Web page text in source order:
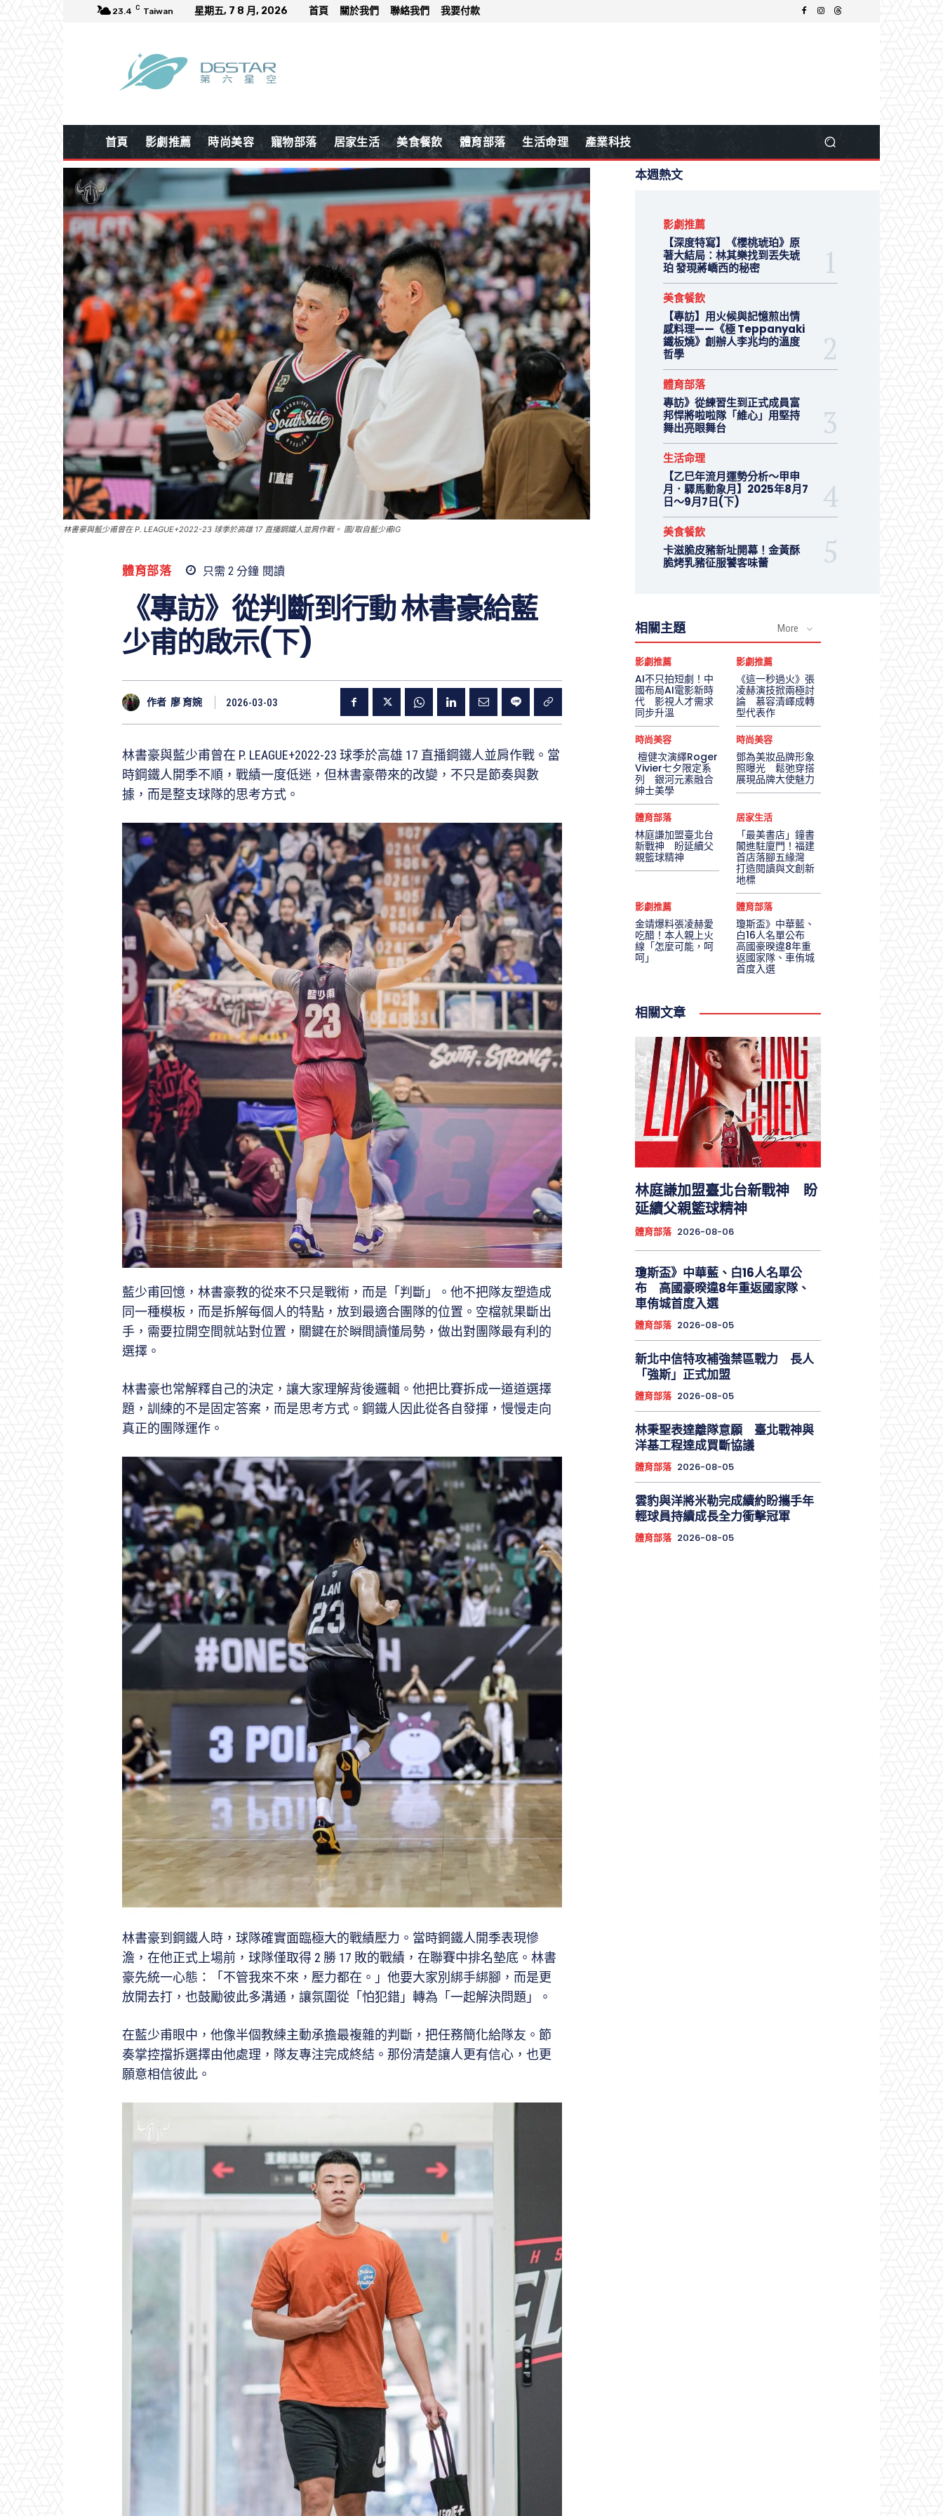
23.4 C Taiwan 星期五, 7 8 月, 2026 首頁 關於我們 聯絡我們 我要付款
首頁 影劇推薦 時尚美容 寵物部落 居家生活 美食餐飲 體育部落 生活命理 產業科技
林書豪與藍少甫曾在 P. LEAGUE+2022-23 球季於高雄 17 直播鋼鐵人並肩作戰。 圖/取自藍少甫IG
體育部落 只需 2 分鐘 閱讀
《專訪》從判斷到行動 林書豪給藍
少甫的啟示(下)
作者 廖 育婉 2026-03-03
林書豪與藍少甫曾在 P. LEAGUE+2022-23 球季於高雄 17 直播鋼鐵人並肩作戰。當
時鋼鐵人開季不順，戰績一度低迷，但林書豪帶來的改變，不只是節奏與數
據，而是整支球隊的思考方式。
藍少甫回憶，林書豪教的從來不只是戰術，而是「判斷」。他不把隊友塑造成
同一種模板，而是拆解每個人的特點，放到最適合團隊的位置。空檔就果斷出
手，需要拉開空間就站對位置，關鍵在於瞬間讀懂局勢，做出對團隊最有利的
選擇。
林書豪也常解釋自己的決定，讓大家理解背後邏輯。他把比賽拆成一道道選擇
題，訓練的不是固定答案，而是思考方式。鋼鐵人因此從各自發揮，慢慢走向
真正的團隊運作。
林書豪到鋼鐵人時，球隊確實面臨極大的戰績壓力。當時鋼鐵人開季表現慘
澹，在他正式上場前，球隊僅取得 2 勝 17 敗的戰績，在聯賽中排名墊底。林書
豪先統一心態：「不管我來不來，壓力都在。」他要大家別綁手綁腳，而是更
放開去打，也鼓勵彼此多溝通，讓氛圍從「怕犯錯」轉為「一起解決問題」。
在藍少甫眼中，他像半個教練主動承擔最複雜的判斷，把任務簡化給隊友。節
奏掌控擋拆選擇由他處理，隊友專注完成終結。那份清楚讓人更有信心，也更
願意相信彼此。
本週熱文
影劇推薦
【深度特寫】《櫻桃琥珀》原
著大結局：林其樂找到丟失琥
珀 發現蔣嶠西的秘密
美食餐飲
【專訪】用火候與記憶煎出情
感料理——《極 Teppanyaki
鐵板燒》創辦人李兆均的溫度
哲學
體育部落
專訪》從練習生到正式成員富
邦悍將啦啦隊「維心」用堅持
舞出亮眼舞台
生活命理
【乙巳年流月運勢分析～甲申
月．驛馬動象月】2025年8月7
日～9月7日(下)
美食餐飲
卡滋脆皮豬新址開幕！金黃酥
脆烤乳豬征服饕客味蕾
相關主題 More
影劇推薦
AI不只拍短劇！中
國布局AI電影新時
代 影視人才需求
同步升溫
影劇推薦
《這一秒過火》張
凌赫演技掀兩極討
論 慕容清嶧成轉
型代表作
時尚美容
檀健次演繹Roger
Vivier七夕限定系
列 銀河元素融合
紳士美學
時尚美容
鄧為美妝品牌形象
照曝光 鬆弛穿搭
展現品牌大使魅力
體育部落
林庭謙加盟臺北台
新戰神 盼延續父
親籃球精神
居家生活
「最美書店」鐘書
閣進駐廈門！福建
首店落腳五緣灣
打造閱讀與文創新
地標
影劇推薦
金靖爆料張凌赫愛
吃醋！本人親上火
線「怎麼可能，呵
呵」
體育部落
瓊斯盃》中華藍、
白16人名單公布
高國豪暌違8年重
返國家隊、車侑城
首度入選
相關文章
林庭謙加盟臺北台新戰神 盼
延續父親籃球精神
體育部落 2026-08-06
瓊斯盃》中華藍、白16人名單公
布 高國豪暌違8年重返國家隊、
車侑城首度入選
體育部落 2026-08-05
新北中信特攻補強禁區戰力 長人
「強斯」正式加盟
體育部落 2026-08-05
林秉聖表達離隊意願 臺北戰神與
洋基工程達成買斷協議
體育部落 2026-08-05
雲豹與洋將米勒完成續約盼攜手年
輕球員持續成長全力衝擊冠軍
體育部落 2026-08-05